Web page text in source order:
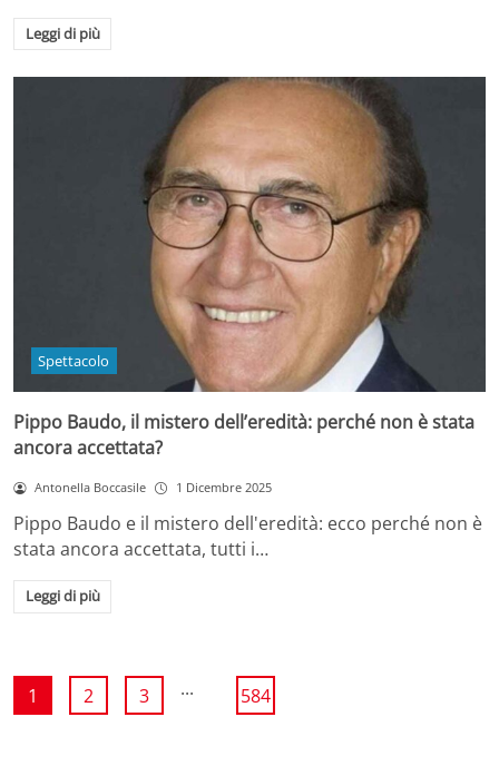
Leggi di più
Spettacolo
Pippo Baudo, il mistero dell’eredità: perché non è stata
ancora accettata?
Antonella Boccasile 1 Dicembre 2025
Pippo Baudo e il mistero dell'eredità: ecco perché non è
stata ancora accettata, tutti i…
Leggi di più
1 2 3 ... 584